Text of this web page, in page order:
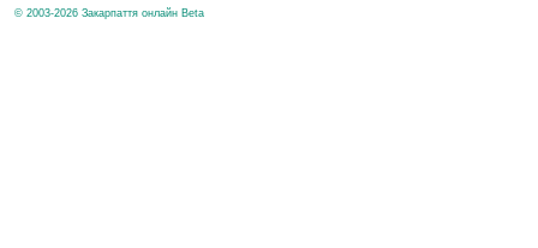
© 2003-2026 Закарпаття онлайн Beta